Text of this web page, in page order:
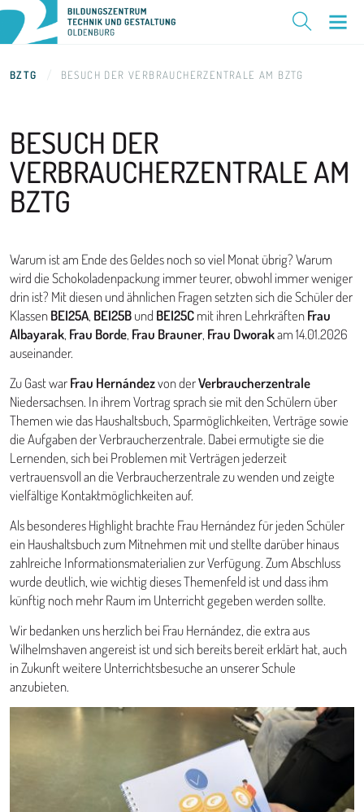
BZTG BESUCH DER VERBRAUCHERZENTRALE AM BZTG
BESUCH DER
VERBRAUCHERZENTRALEAM
BZTG
Warum ist am Ende des Geldes noch so viel Monat übrig? Warum
wird die Schokoladenpackung immer teurer, obwohl immer weniger
drin ist? Mit diesen und ähnlichen Fragen setzten sich die Schüler der
KlassenBEI25A, BEI25Bund BEI25Cmit ihren LehrkräftenFrau
Albayarak, Frau Borde, Frau Brauner, Frau Dworakam 14.01.2026
auseinander.
Zu Gast warFrau Hernándezvon derVerbraucherzentrale
Niedersachsen. In ihrem Vortrag sprach sie mit den Schülern über
Themen wie das Haushaltsbuch, Sparmöglichkeiten, Verträge sowie
die Aufgaben der Verbraucherzentrale. Dabei ermutigte sie die
Lernenden, sich bei Problemen mit Verträgen jederzeit
vertrauensvoll an die Verbraucherzentrale zu wenden und zeigte
vielfältige Kontaktmöglichkeiten auf.
Als besonderes Highlight brachte Frau Hernández für jeden Schüler
ein Haushaltsbuch zum Mitnehmen mit und stellte darüber hinaus
zahlreiche Informationsmaterialien zur Verfügung. Zum Abschluss
wurde deutlich, wie wichtig dieses Themenfeld ist und dass ihm
künftig noch mehr Raum im Unterricht gegeben werden sollte.
Wir bedanken uns herzlich bei Frau Hernández, die extra aus
Wilhelmshaven angereist ist und sich bereits bereit erklärt hat, auch
in Zukunft weitere Unterrichtsbesuche an unserer Schule
anzubieten.